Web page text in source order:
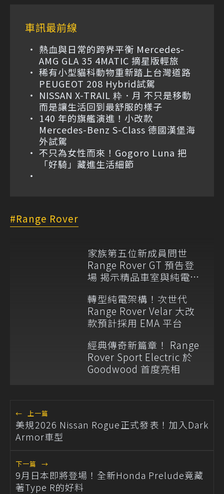
車訊最前線
熱血與日常的跨界平衡 Mercedes-
AMG GLA 35 4MATIC 摘星版輕旅
稀有小型貓科動物重新踏上台灣道路
PEUGEOT 208 Hybrid試駕
NISSAN X-TRAIL 粋．月 不只是移動
而是讓生活回到最舒服的樣子
140 年的旗艦演進！小改款
Mercedes-Benz S-Class 德國漢堡海
外試駕
不只為女性而來！Gogoro Luna 把
「好騎」藏進生活細節
Range Rover
家族第五位新成員問世
Range Rover GT 預告登
場 揭示精品車室與純電
轉型純電架構！次世代
Range Rover Velar 大改
款預計採用 EMA 平台
經典傳奇新篇章！ Range
Rover Sport Electric 於
Goodwood 首度亮相
← 上一篇
美規2026 Nissan Rogue正式發表！加入Dark
Armor車型
下一篇 →
9月日本即將登場！全新Honda Prelude竟藏
著Type R的好料